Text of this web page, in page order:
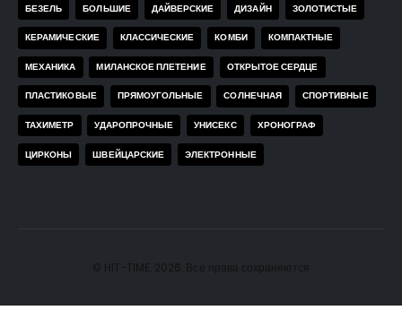
БЕЗЕЛЬ БОЛЬШИЕ ДАЙВЕРСКИЕ ДИЗАЙН ЗОЛОТИСТЫЕ
КЕРАМИЧЕСКИЕ КЛАССИЧЕСКИЕ КОМБИ КОМПАКТНЫЕ
МЕХАНИКА МИЛАНСКОЕ ПЛЕТЕНИЕ ОТКРЫТОЕ СЕРДЦЕ
ПЛАСТИКОВЫЕ ПРЯМОУГОЛЬНЫЕ СОЛНЕЧНАЯ СПОРТИВНЫЕ
ТАХИМЕТР УДАРОПРОЧНЫЕ УНИСЕКС ХРОНОГРАФ
ЦИРКОНЫ ШВЕЙЦАРСКИЕ ЭЛЕКТРОННЫЕ
© HIT-TIME. 2026. Все права сохраняются